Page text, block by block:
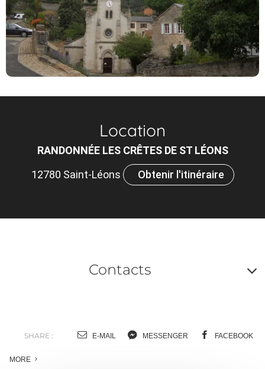
Location
RANDONNÉE LES CRÊTES DE ST LÉONS
12780 Saint-Léons
Obtenir l'itinéraire
Contacts
SHARE : E-MAIL MESSENGER FACEBOOK
MORE